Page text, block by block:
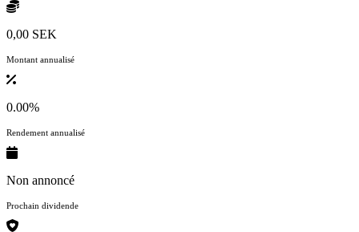
0,00 SEK
Montant annualisé
0.00%
Rendement annualisé
Non annoncé
Prochain dividende